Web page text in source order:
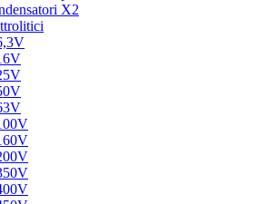
X2